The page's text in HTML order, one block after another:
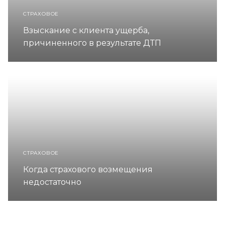
СТРАХОВОЕ
Взыскание с клиента ущерба,
причиненного в результате ДТП
СТРАХОВОЕ
Когда страхового возмещения
недостаточно